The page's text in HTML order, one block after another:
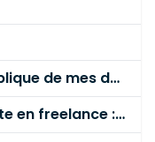
Ras-le-bol de l’exposition publique de mes données personnelles liées à mon entreprise
Fixer son TJM quand on débute en freelance : la méthode mathématique (et pas au feeling) 🛑